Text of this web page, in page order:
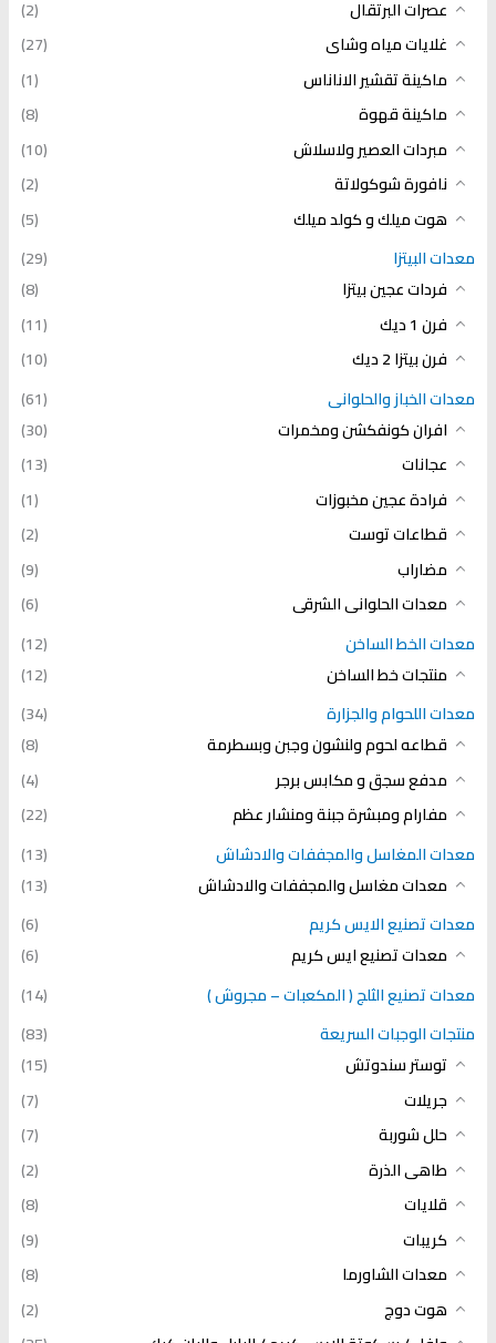
عصرات البرتقال
(2)
غلايات مياه وشاى
(27)
ماكينة تقشير الاناناس
(1)
ماكينة قهوة
(8)
مبردات العصير ولاسلاش
(10)
نافورة شوكولاتة
(2)
هوت ميلك و كولد ميلك
(5)
معدات البيتزا
(29)
فردات عجين بيتزا
(8)
فرن 1 ديك
(11)
فرن بيتزا 2 ديك
(10)
معدات الخباز والحلوانى
(61)
افران كونفكشن ومخمرات
(30)
عجانات
(13)
فرادة عجين مخبوزات
(1)
قطاعات توست
(2)
مضاراب
(9)
معدات الحلوانى الشرقى
(6)
معدات الخط الساخن
(12)
منتجات خط الساخن
(12)
معدات اللحوام والجزارة
(34)
قطاعه لحوم ولنشون وجبن وبسطرمة
(8)
مدفع سجق و مكابس برجر
(4)
مفارام ومبشرة جبنة ومنشار عظم
(22)
معدات المغاسل والمجففات والادشاش
(13)
معدات مغاسل والمجففات والادشاش
(13)
معدات تصنيع الايس كريم
(6)
معدات تصنيع ايس كريم
(6)
معدات تصنيع الثلج ( المكعبات – مجروش )
(14)
منتجات الوجبات السريعة
(83)
توستر سندوتش
(15)
جريلات
(7)
حلل شوربة
(7)
طاهى الذرة
(2)
قلايات
(8)
كريبات
(9)
معدات الشاورما
(8)
هوت دوج
(2)